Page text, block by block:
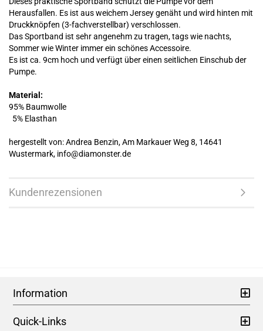
Herausfallen. Es ist aus weichem Jersey genäht und wird hinten mit
Druckknöpfen (3-fachverstellbar) verschlossen.
Das Sportband ist sehr angenehm zu tragen, tags wie nachts,
Sommer wie Winter immer ein schönes Accessoire.
Es ist ca. 9cm hoch und verfügt über einen seitlichen Einschub der
Pumpe.
Material:
95% Baumwolle
5% Elasthan
hergestellt von: Andrea Benzin, Am Markauer Weg 8, 14641
Wustermark, info@diamonster.de
Kundenrezensionen
Information
Quick-Links